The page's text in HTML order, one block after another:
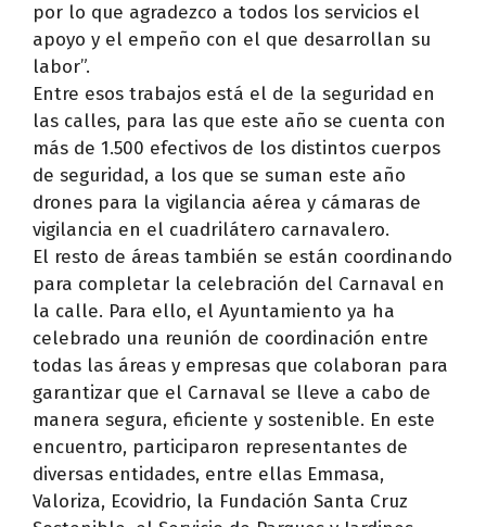
por lo que agradezco a todos los servicios el
apoyo y el empeño con el que desarrollan su
labor”.
Entre esos trabajos está el de la seguridad en
las calles, para las que este año se cuenta con
más de 1.500 efectivos de los distintos cuerpos
de seguridad, a los que se suman este año
drones para la vigilancia aérea y cámaras de
vigilancia en el cuadrilátero carnavalero.
El resto de áreas también se están coordinando
para completar la celebración del Carnaval en
la calle. Para ello, el Ayuntamiento ya ha
celebrado una reunión de coordinación entre
todas las áreas y empresas que colaboran para
garantizar que el Carnaval se lleve a cabo de
manera segura, eficiente y sostenible. En este
encuentro, participaron representantes de
diversas entidades, entre ellas Emmasa,
Valoriza, Ecovidrio, la Fundación Santa Cruz